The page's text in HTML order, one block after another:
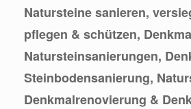
Natursteine sanieren,
pflegen & schützen,
Natursteinsanierungen,
Steinbodensanierung,
Denkmalrenovierung &